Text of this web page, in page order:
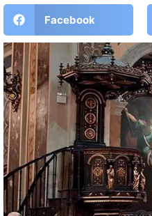
Facebook